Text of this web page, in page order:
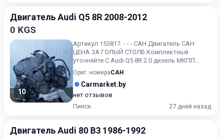
Двигатель Audi Q5 8R 2008-2012
0 KGS
10
Артикул 153817. - - - CAH Двигатель CAH
ЦЕНА ЗА ГОЛЫЙ СТОЛБ Комплектный
уточняйте С Audi Q5 8R 2.0 дизель МКПП
2010г.
Ориг. номераCAH
Carmarket.by
нет отзывов
Пинск
27 дней назад
Двигатель Audi 80 B3 1986-1992